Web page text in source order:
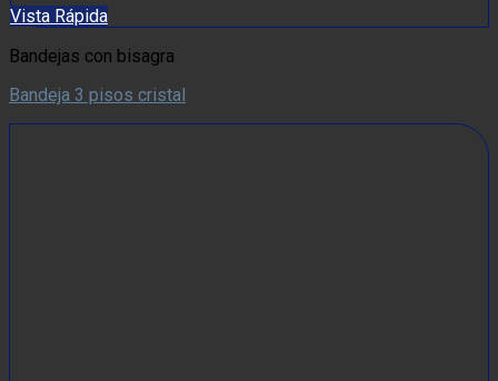
Vista Rápida
Bandejas con bisagra
Bandeja 3 pisos cristal